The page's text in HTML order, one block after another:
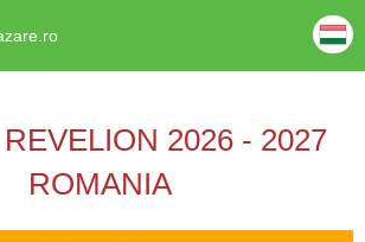
2026 - 2027
ROMANIA